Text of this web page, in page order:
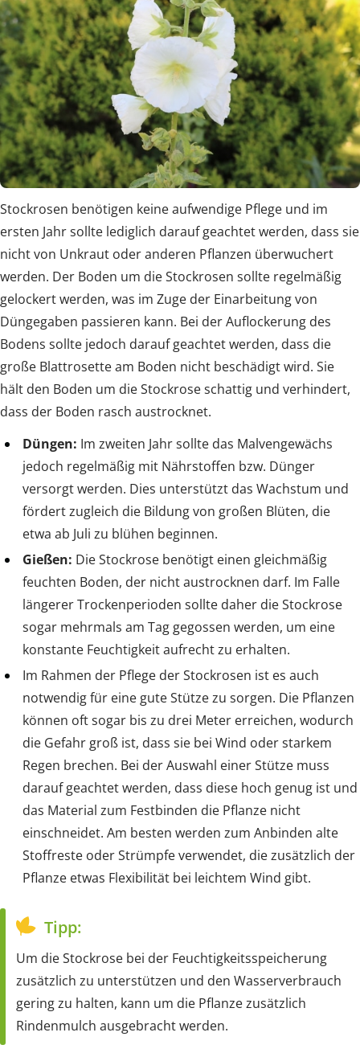
Stockrosen benötigen keine aufwendige Pflege und im
ersten Jahr sollte lediglich darauf geachtet werden, dass sie
nicht von Unkraut oder anderen Pflanzen überwuchert
werden. Der Boden um die Stockrosen sollte regelmäßig
gelockert werden, was im Zuge der Einarbeitung von
Düngegaben passieren kann. Bei der Auflockerung des
Bodens sollte jedoch darauf geachtet werden, dass die
große Blattrosette am Boden nicht beschädigt wird. Sie
hält den Boden um die Stockrose schattig und verhindert,
dass der Boden rasch austrocknet.
Düngen: Im zweiten Jahr sollte das Malvengewächs
jedoch regelmäßig mit Nährstoffen bzw. Dünger
versorgt werden. Dies unterstützt das Wachstum und
fördert zugleich die Bildung von großen Blüten, die
etwa ab Juli zu blühen beginnen.
Gießen: Die Stockrose benötigt einen gleichmäßig
feuchten Boden, der nicht austrocknen darf. Im Falle
längerer Trockenperioden sollte daher die Stockrose
sogar mehrmals am Tag gegossen werden, um eine
konstante Feuchtigkeit aufrecht zu erhalten.
Im Rahmen der Pflege der Stockrosen ist es auch
notwendig für eine gute Stütze zu sorgen. Die Pflanzen
können oft sogar bis zu drei Meter erreichen, wodurch
die Gefahr groß ist, dass sie bei Wind oder starkem
Regen brechen. Bei der Auswahl einer Stütze muss
darauf geachtet werden, dass diese hoch genug ist und
das Material zum Festbinden die Pflanze nicht
einschneidet. Am besten werden zum Anbinden alte
Stoffreste oder Strümpfe verwendet, die zusätzlich der
Pflanze etwas Flexibilität bei leichtem Wind gibt.
Tipp:
Um die Stockrose bei der Feuchtigkeitsspeicherung
zusätzlich zu unterstützen und den Wasserverbrauch
gering zu halten, kann um die Pflanze zusätzlich
Rindenmulch ausgebracht werden.